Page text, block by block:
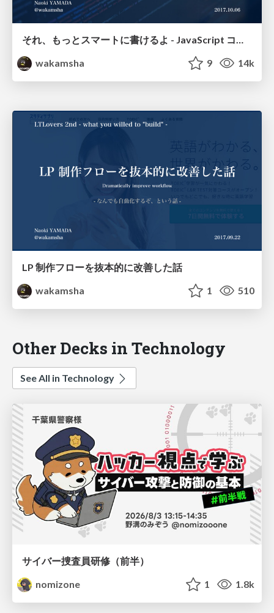
それ、もっとスマートに書けるよ - JavaScript コードをもっと短く、もっとシンプルに書く Tips 4選
wakamsha
9 14k
LP 制作フローを抜本的に改善した話
wakamsha
1 510
Other Decks in Technology
See All in Technology
サイバー捜査員研修（前半）
nomizone
1 1.8k